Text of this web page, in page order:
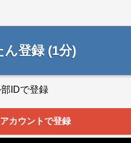
ん登録 (1分)
IDで登録
カウントで登録